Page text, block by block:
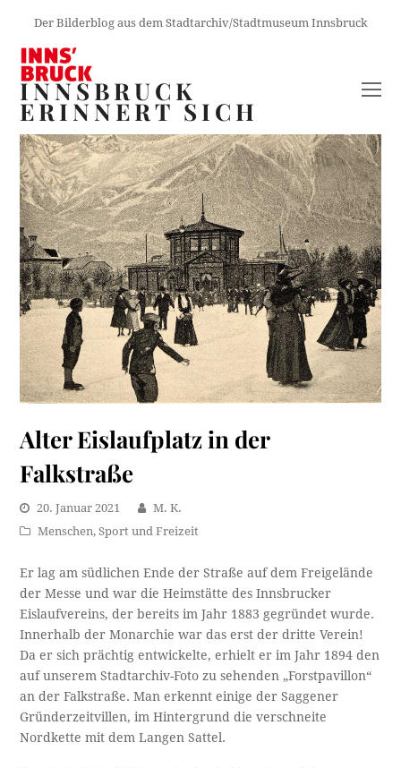
Der Bilderblog aus dem Stadtarchiv/Stadtmuseum Innsbruck
INNSBRUCK
ERINNERT SICH
Alter Eislaufplatz in der
Falkstraße
20. Januar 2021
M. K.
Menschen,Sport und Freizeit
Er lag am südlichen Ende der Straße auf dem Freigelände
der Messe und war die Heimstätte des Innsbrucker
Eislaufvereins, der bereits im Jahr 1883 gegründet wurde.
Innerhalb der Monarchie war das erst der dritte Verein!
Da er sich prächtig entwickelte, erhielt er im Jahr 1894 den
auf unserem Stadtarchiv-Foto zu sehenden „Forstpavillon“
an der Falkstraße. Man erkennt einige der Saggener
Gründerzeitvillen, im Hintergrund die verschneite
Nordkette mit dem Langen Sattel.